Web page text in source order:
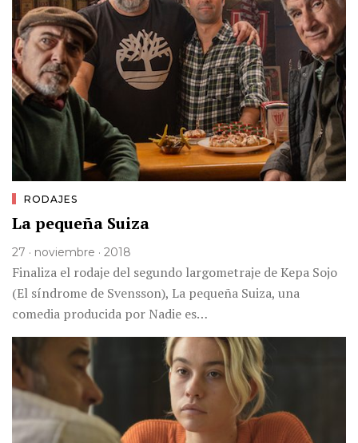
RODAJES
La pequeña Suiza
27 · noviembre · 2018
Finaliza el rodaje del segundo largometraje de Kepa Sojo
(El síndrome de Svensson), La pequeña Suiza, una
comedia producida por Nadie es…